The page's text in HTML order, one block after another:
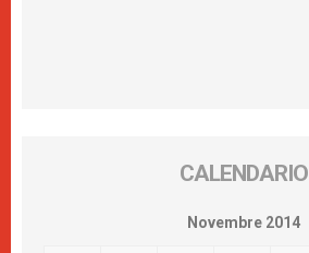
CALENDARIO
Novembre 2014